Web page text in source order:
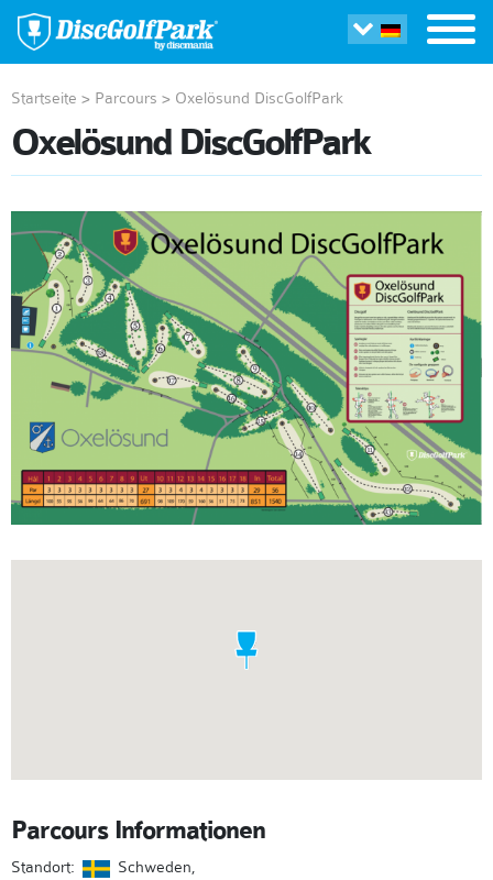
Startseite > Parcours > Oxelösund DiscGolfPark
Oxelösund DiscGolfPark
Parcours Informationen
Standort:
Schweden,